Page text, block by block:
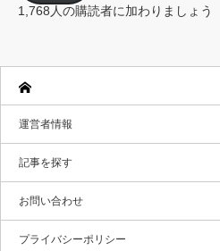
レ
ス
1,768人の購読者に加わりましょう
運営者情報
記事を探す
お問い合わせ
プライバシーポリシー